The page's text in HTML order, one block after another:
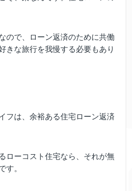
ので、ローン返済のために共働
きな旅行を我慢する必要もあり
フは、余裕ある住宅ローン返済
ローコスト住宅なら、それが無
す。